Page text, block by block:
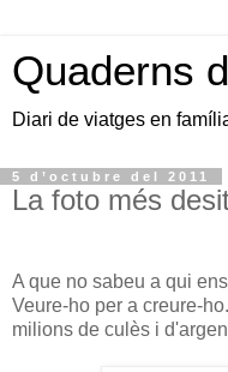
Quaderns
Diari de viatges en
5 d’octubre del 2011
La foto més
A que no sabeu a qui
Veure-ho per a creure-
milions de culès i